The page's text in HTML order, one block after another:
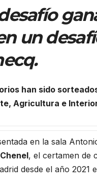
un
han sido
Agricultura e
en la sala
, el certamen de
desde el año 2021